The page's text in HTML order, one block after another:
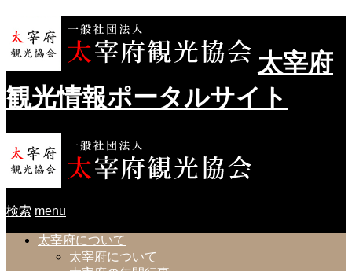
太宰府
観光情報ポータルサイト
検索 menu
太宰府について
太宰府について